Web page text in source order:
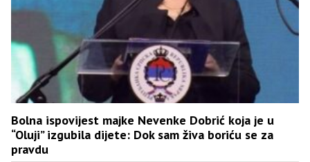
Bolna ispovijest majke Nevenke Dobrić koja je u
“Oluji” izgubila dijete: Dok sam živa boriću se za
pravdu